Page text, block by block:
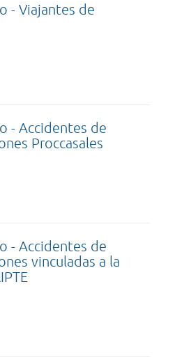
- Viajantes de
- Accidentes de
Proccasales
- Accidentes de
vinculadas a la